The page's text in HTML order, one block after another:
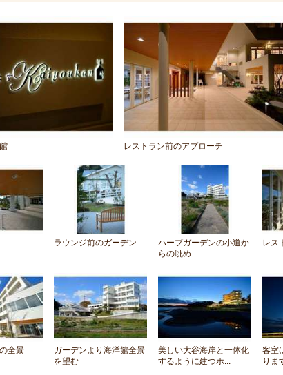
レストラン前のアプローチ
ラウンジ前のガーデン
ハーブガーデンの小道か
らの眺め
レス
全景
ガーデンより海洋館全景
を望む
美しい大谷海岸と一体化
するように建つホ...
客室
りま